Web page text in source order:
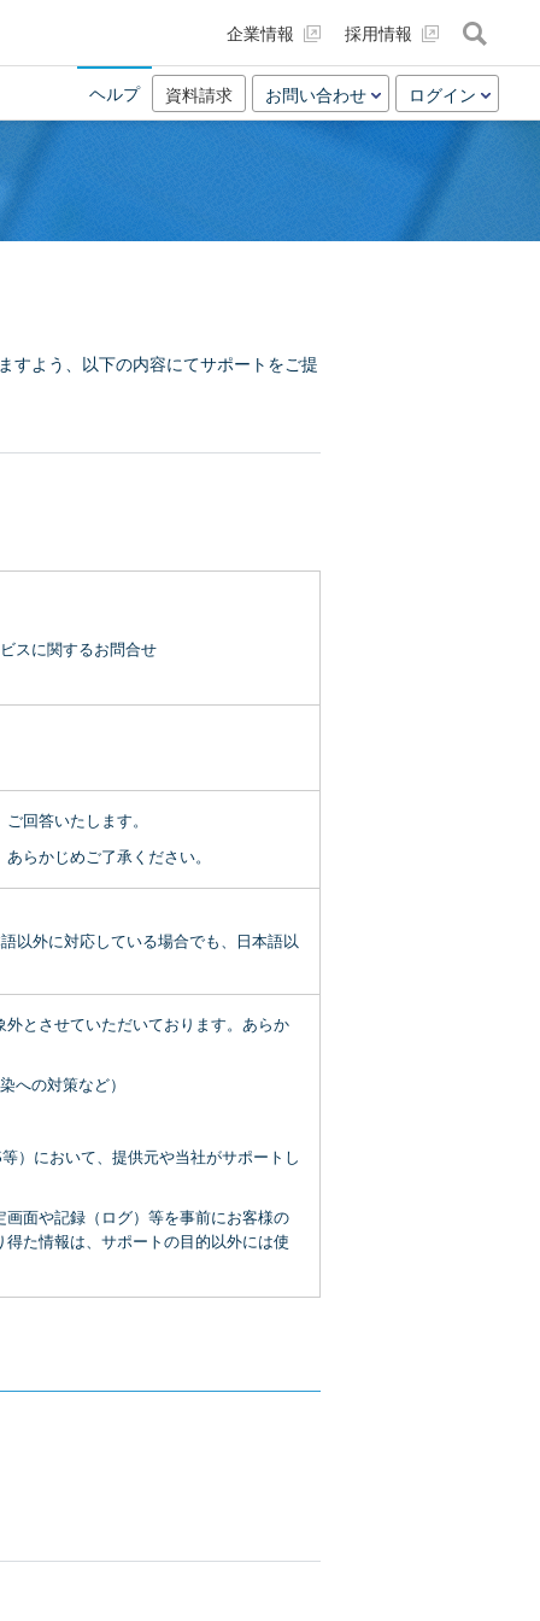
企業情報 採用情報
ヘルプ 資料請求 お問い合わせ ログイン
すよう、以下の内容にてサポートをご提
スに関するお問合せ
回答いたします。
らかじめご了承ください。
以外に対応している場合でも、日本語以
とさせていただいております。あらか
への対策など）
）において、提供元や当社がサポートし
面や記録（ログ）等を事前にお客様の
た情報は、サポートの目的以外には使